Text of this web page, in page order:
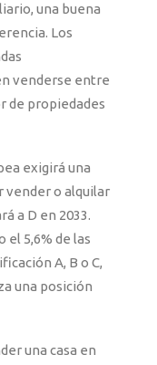
una buena
Los
venderse entre
de propiedades
exigirá una
vender o alquilar
a D en 2033.
el 5,6% de las
A, B o C,
una posición
una casa en